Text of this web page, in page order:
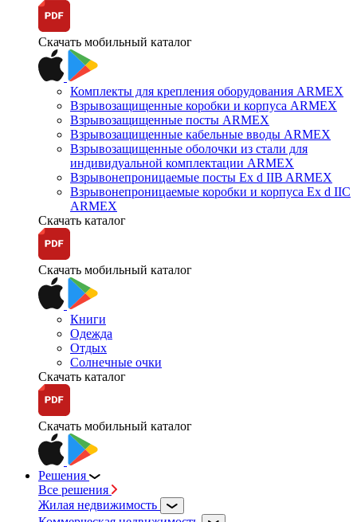
Скачать мобильный каталог
Комплекты для крепления оборудования ARMEX
Взрывозащищенные коробки и корпуса ARMEX
Взрывозащищенные посты ARMEX
Взрывозащищенные кабельные вводы ARMEX
Взрывозащищенные оболочки из стали для
индивидуальной комплектации ARMEX
Взрывонепроницаемые посты Ex d IIB ARMEX
Взрывонепроницаемые коробки и корпуса Ex d IIС
ARMEX
Скачать каталог
Скачать мобильный каталог
Книги
Одежда
Отдых
Солнечные очки
Скачать каталог
Скачать мобильный каталог
Решения
Все решения
Жилая недвижимость